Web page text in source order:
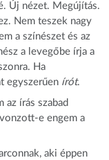
Új nézet. Megújítás.
Nem teszek nagy
a színészet és az
a levegőbe írja a
Ha
egyszerűen írót.
írás szabad
e engem a
aki éppen